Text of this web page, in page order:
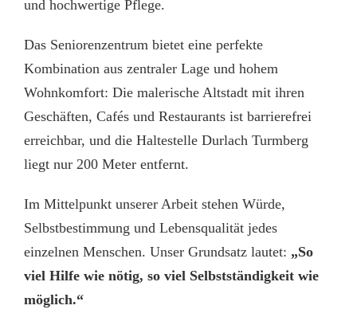
und hochwertige Pflege.
Das Seniorenzentrum bietet eine perfekte
Kombination aus zentraler Lage und hohem
Wohnkomfort: Die malerische Altstadt mit ihren
Geschäften, Cafés und Restaurants ist barrierefrei
erreichbar, und die Haltestelle Durlach Turmberg
liegt nur 200 Meter entfernt.
Im Mittelpunkt unserer Arbeit stehen Würde,
Selbstbestimmung und Lebensqualität jedes
einzelnen Menschen. Unser Grundsatz lautet: „So
viel Hilfe wie nötig, so viel Selbstständigkeit wie
möglich.“